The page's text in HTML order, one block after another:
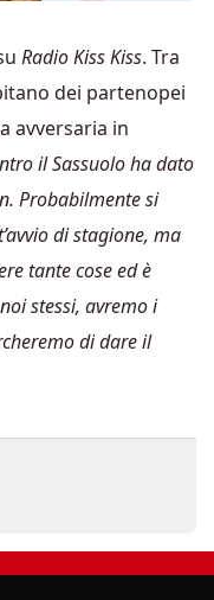
Radio Kiss Kiss. Tra
dei partenopei
avversaria in
il Sassuolo ha dato
Probabilmente si
di stagione, ma
tante cose ed è
stessi, avremo i
di dare il